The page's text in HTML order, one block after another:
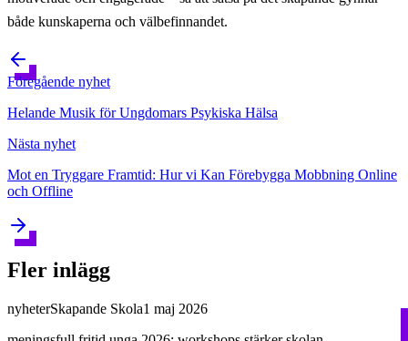
både kunskaperna och välbefinnandet.
Föregående nyhet
Helande Musik för Ungdomars Psykiska Hälsa
Nästa nyhet
Mot en Tryggare Framtid: Hur vi Kan Förebygga Mobbning Online
och Offline
Fler inlägg
nyheterSkapande Skola1 maj 2026